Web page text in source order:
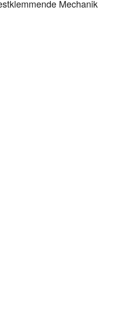
Mechanik